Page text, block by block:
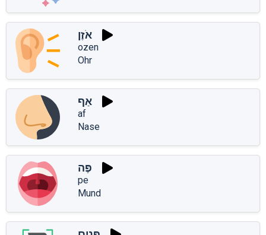
אֹזֶן
ozen
Ohr
אַף
af
Nase
פֶּה
pe
Mund